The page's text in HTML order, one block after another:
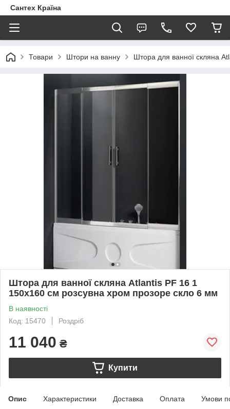
Сантех Країна
Товари Штори на ванну Штора для ванної скляна
Штора для ванної скляна Atlantis PF 16 1
150х160 см розсувна хром прозоре скло 6 мм
В наявності
Код: 15470
Роздріб
11 040 ₴
Купити
Опис Характеристики Доставка Оплата Умови